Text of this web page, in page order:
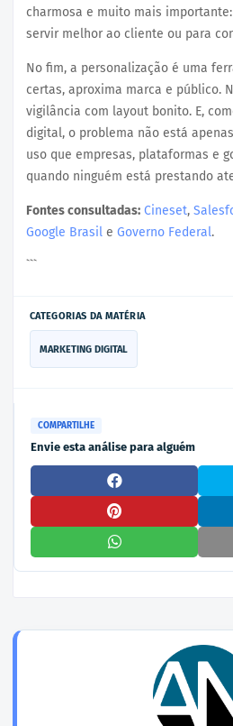
charmosa e muito mais
servir melhor ao cliente ou para
No fim, a personalização é uma
certas, aproxima marca e público.
vigilância com layout bonito. E,
digital, o problema não está
uso que empresas, plataformas e
quando ninguém está prestando
Fontes consultadas: Cineset,
Google Brasil e Governo Federal.
```
CATEGORIAS DA MATÉRIA
MARKETING DIGITAL
COMPARTILHE
Envie esta análise para alguém